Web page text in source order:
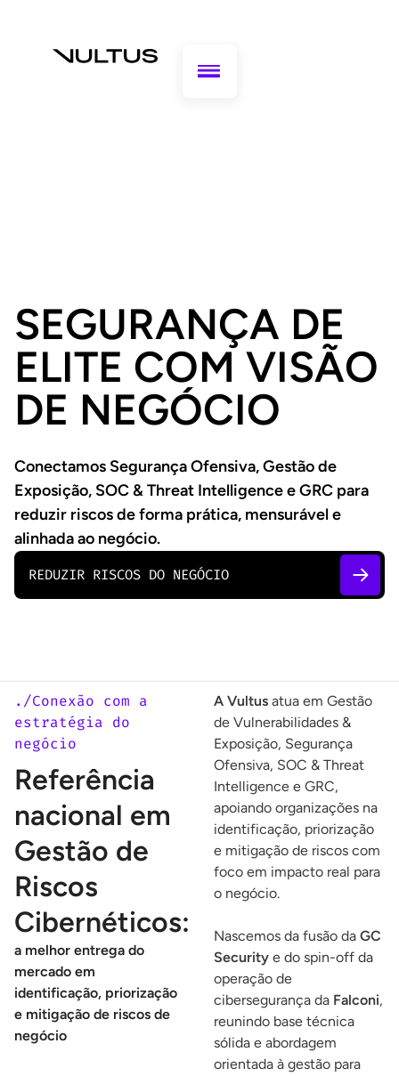
SEGURANÇA DE
ELITE COM VISÃO
DE NEGÓCIO
Conectamos Segurança Ofensiva, Gestão de
Exposição, SOC & Threat Intelligence e GRC para
reduzir riscos de forma prática, mensurável e
alinhada ao negócio.
REDUZIR RISCOS DO NEGÓCIO
./Conexão com a
estratégia do
negócio
Referência
nacional em
Gestão de
Riscos
Cibernéticos:
a melhor entrega do
mercado em
identificação, priorização
e mitigação de riscos de
negócio
A Vultus atua em Gestão
de Vulnerabilidades &
Exposição, Segurança
Ofensiva, SOC & Threat
Intelligence e GRC,
apoiando organizações na
identificação, priorização
e mitigação de riscos com
foco em impacto real para
o negócio.
Nascemos da fusão da GC
Security e do spin-off da
operação de
cibersegurança da Falconi,
reunindo base técnica
sólida e abordagem
orientada à gestão para